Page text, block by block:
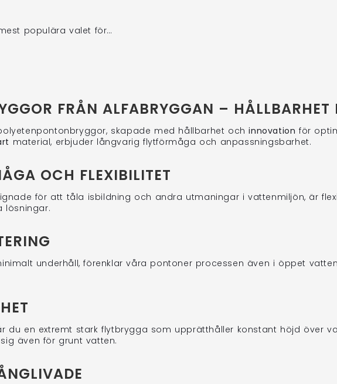
populära valet för…
FRÅN ALFABRYGGAN –
skapade med hållbarhet ochinnovationför
material, erbjuder långvarig flytförmåga och anpassningsbarhet.
OCH FLEXIBILITET
för att tåla isbildning och andra utmaningar i vattenmiljön, är
lösningar.
underhåll, förenklar våra pontoner processen även i öppet
du en extremt stark flytbrygga som upprätthåller konstant höjd över
även för grunt vatten.